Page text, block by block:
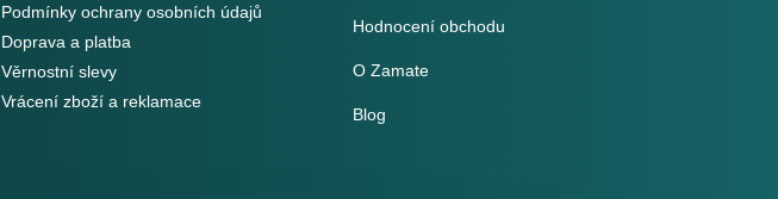
Podmínky ochrany osobních údajů
Doprava a platba
Věrnostní slevy
Vrácení zboží a reklamace
Hodnocení obchodu
O Zamate
Blog